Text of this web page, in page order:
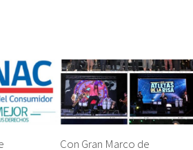
Con Gran Marco de